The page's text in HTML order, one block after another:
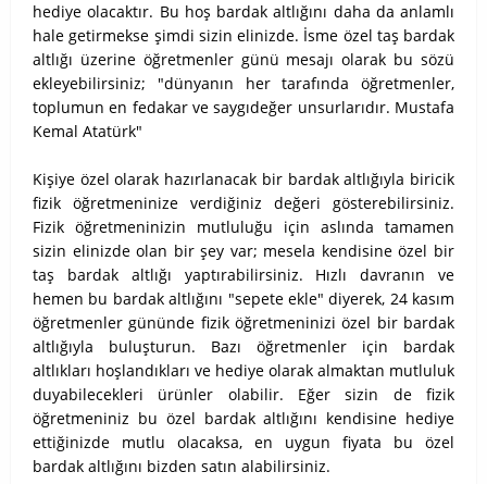
hediye olacaktır. Bu hoş bardak altlığını daha da anlamlı
hale getirmekse şimdi sizin elinizde. İsme özel taş bardak
altlığı üzerine öğretmenler günü mesajı olarak bu sözü
ekleyebilirsiniz; "dünyanın her tarafında öğretmenler,
toplumun en fedakar ve saygıdeğer unsurlarıdır. Mustafa
Kemal Atatürk"
Kişiye özel olarak hazırlanacak bir bardak altlığıyla biricik
fizik öğretmeninize verdiğiniz değeri gösterebilirsiniz.
Fizik öğretmeninizin mutluluğu için aslında tamamen
sizin elinizde olan bir şey var; mesela kendisine özel bir
taş bardak altlığı yaptırabilirsiniz. Hızlı davranın ve
hemen bu bardak altlığını "sepete ekle" diyerek, 24 kasım
öğretmenler gününde fizik öğretmeninizi özel bir bardak
altlığıyla buluşturun. Bazı öğretmenler için bardak
altlıkları hoşlandıkları ve hediye olarak almaktan mutluluk
duyabilecekleri ürünler olabilir. Eğer sizin de fizik
öğretmeniniz bu özel bardak altlığını kendisine hediye
ettiğinizde mutlu olacaksa, en uygun fiyata bu özel
bardak altlığını bizden satın alabilirsiniz.